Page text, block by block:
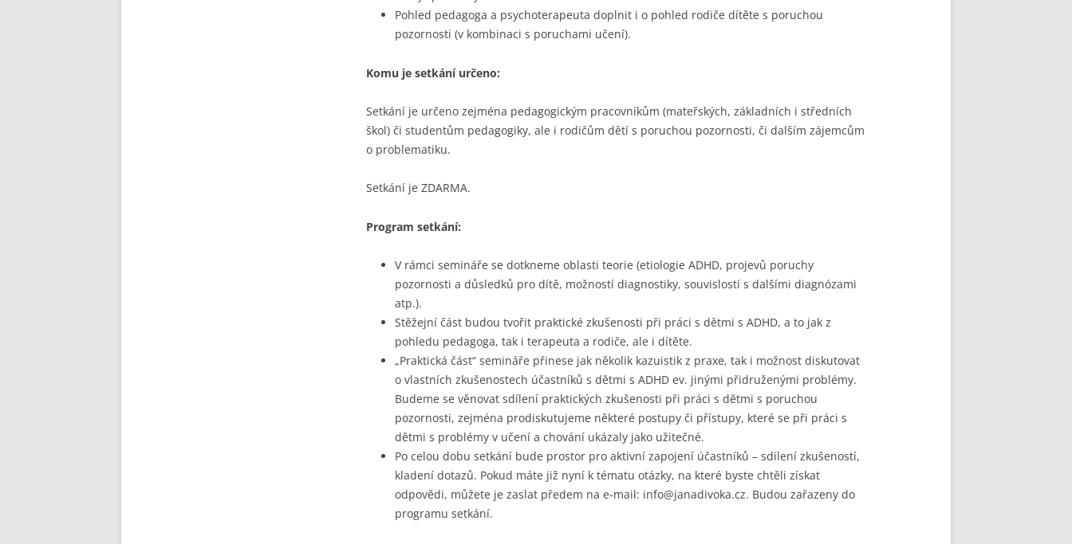
Pohled pedagoga a psychoterapeuta doplnit i o pohled rodiče dítěte s poruchou
pozornosti (v kombinaci s poruchami učení).
Komu je setkání určeno:
Setkání je určeno zejména pedagogickým pracovníkům (mateřských, základních i středních
škol) či studentům pedagogiky, ale i rodičům dětí s poruchou pozornosti, či dalším zájemcům
o problematiku.
Setkání je ZDARMA.
Program setkání:
V rámci semináře se dotkneme oblasti teorie (etiologie ADHD, projevů poruchy
pozornosti a důsledků pro dítě, možností diagnostiky, souvislostí s dalšími diagnózami
atp.).
Stěžejní část budou tvořit praktické zkušenosti při práci s dětmi s ADHD, a to jak z
pohledu pedagoga, tak i terapeuta a rodiče, ale i dítěte.
„Praktická část“ semináře přinese jak několik kazuistik z praxe, tak i možnost diskutovat
o vlastních zkušenostech účastníků s dětmi s ADHD ev. jinými přidruženými problémy.
Budeme se věnovat sdílení praktických zkušenosti při práci s dětmi s poruchou
pozornosti, zejména prodiskutujeme některé postupy či přístupy, které se při práci s
dětmi s problémy v učení a chování ukázaly jako užitečné.
Po celou dobu setkání bude prostor pro aktivní zapojení účastníků – sdílení zkušeností,
kladení dotazů. Pokud máte již nyní k tématu otázky, na které byste chtěli získat
odpovědi, můžete je zaslat předem na e-mail: info@janadivoka.cz. Budou zařazeny do
programu setkání.